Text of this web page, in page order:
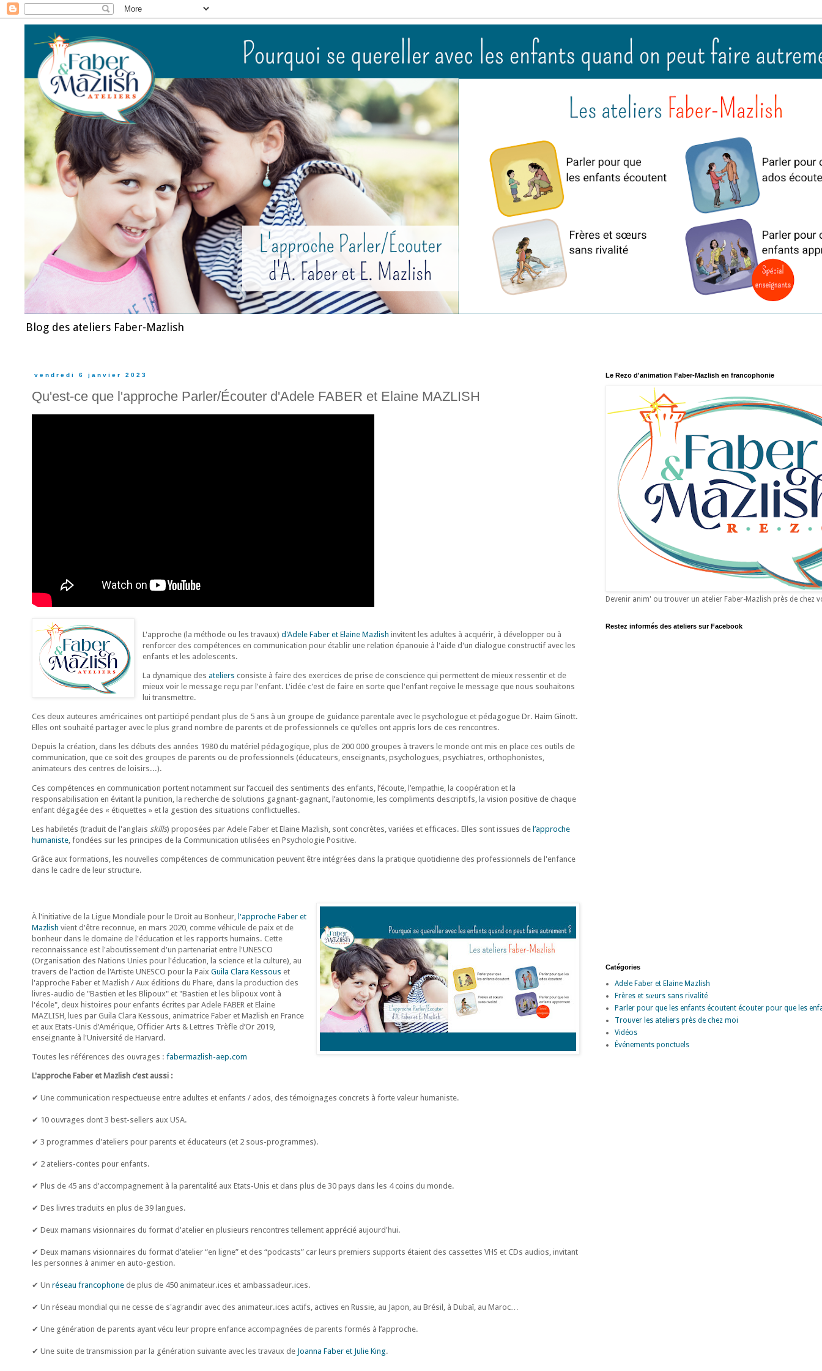
Blog des ateliers Faber-Mazlish
vendredi 6 janvier 2023
Qu'est-ce que l'approche Parler/Écouter d'Adele FABER et Elaine MAZLISH
L'approche (la méthode ou les travaux)d'Adele Faber et Elaine Mazlish invitent les adultes à acquérir, à développer ou à
renforcer des compétences en communication pour établir une relation épanouie à l'aide d'un dialogue constructif avec les
enfants et les adolescents.
La dynamique desateliers consiste à faire des exercices de prise de conscience qui permettent de mieux ressentir et de
mieux voir le message reçu par l'enfant. L'idée c'est de faire en sorte que l'enfant reçoive le message que nous souhaitons
lui transmettre.
Ces deux auteures américaines ont participé pendant plus de 5 ans à un groupe de guidance parentale avec le psychologue et pédagogue Dr. Haim Ginott.
Elles ont souhaité partager avec le plus grand nombre de parents et de professionnels ce qu’elles ont appris lors de ces rencontres.
Depuis la création, dans les débuts des années 1980 du matériel pédagogique, plus de 200 000 groupes à travers le monde ont mis en place ces outils de
communication, que ce soit des groupes de parents ou de professionnels (éducateurs, enseignants, psychologues, psychiatres, orthophonistes,
animateurs des centres de loisirs...).
Ces compétences en communication portent notamment sur l’accueil des sentiments des enfants, l’écoute, l’empathie, la coopération et la
responsabilisation en évitant la punition, la recherche de solutions gagnant-gagnant, l’autonomie, les compliments descriptifs, la vision positive de chaque
enfant dégagée des « étiquettes » et la gestion des situations conflictuelles.
Les habiletés (traduit de l'anglais skills) proposées par Adele Faber et Elaine Mazlish, sont concrètes, variées et efficaces. Elles sont issues de l’approche
humaniste , fondées sur les principes de la Communication utilisées en Psychologie Positive.
Grâce aux formations, les nouvelles compétences de communication peuvent être intégrées dans la pratique quotidienne des professionnels de l'enfance
dans le cadre de leur structure.
À l'initiative de la Ligue Mondiale pour le Droit au Bonheur, l'approche Faber et
Mazlish vient d'être reconnue, en mars 2020, comme véhicule de paix et de
bonheur dans le domaine de l'éducation et les rapports humains. Cette
reconnaissance est l'aboutissement d'un partenariat entre l'UNESCO
(Organisation des Nations Unies pour l'éducation, la science et la culture), au
travers de l'action de l'Artiste UNESCO pour la Paix Guila Clara Kessous et
l'approche Faber et Mazlish / Aux éditions du Phare, dans la production des
livres-audio de "Bastien et les Blipoux" et "Bastien et les blipoux vont à
l'école", deux histoires pour enfants écrites par Adele FABER et Elaine
MAZLISH, lues par Guila Clara Kessous, animatrice Faber et Mazlish en France
et aux Etats-Unis d'Amérique, Officier Arts & Lettres Trèfle d’Or 2019,
enseignante à l'Université de Harvard.
Toutes les références des ouvrages : fabermazlish-aep.com
L'approche Faber et Mazlish c’est aussi :
✔ Une communication respectueuse entre adultes et enfants / ados, des témoignages concrets à forte valeur humaniste.
✔ 10 ouvrages dont 3 best-sellers aux USA.
✔ 3 programmes d'ateliers pour parents et éducateurs (et 2 sous-programmes).
✔ 2 ateliers-contes pour enfants.
✔ Plus de 45 ans d'accompagnement à la parentalité aux Etats-Unis et dans plus de 30 pays dans les 4 coins du monde.
✔ Des livres traduits en plus de 39 langues.
✔ Deux mamans visionnaires du format d'atelier en plusieurs rencontres tellement apprécié aujourd'hui.
✔ Deux mamans visionnaires du format d’atelier “en ligne” et des “podcasts” car leurs premiers supports étaient des cassettes VHS et CDs audios, invitant
les personnes à animer en auto-gestion.
✔ Un réseau francophone de plus de 450 animateur.ices et ambassadeur.ices.
✔ Un réseau mondial qui ne cesse de s'agrandir avec des animateur.ices actifs, actives en Russie, au Japon, au Brésil, à Dubaï, au Maroc…
✔ Une génération de parents ayant vécu leur propre enfance accompagnées de parents formés à l’approche.
✔ Une suite de transmission par la génération suivante avec les travaux de Joanna Faber et Julie King.
Le Rezo d'animation Faber-Mazlish en francophonie
Devenir anim' ou trouver un atelier Faber-Mazlish près de chez
Restez informés des ateliers sur Facebook
Catégories
Adele Faber et Elaine Mazlish
Frères et sœurs sans rivalité
Parler pour que les enfants écoutent écouter pour que les
Trouver les ateliers près de chez moi
Vidéos
Événements ponctuels